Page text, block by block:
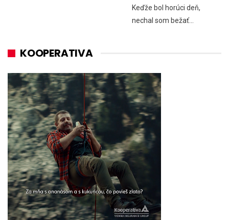
Keďže bol horúci deň,
nechal som bežať…
KOOPERATIVA